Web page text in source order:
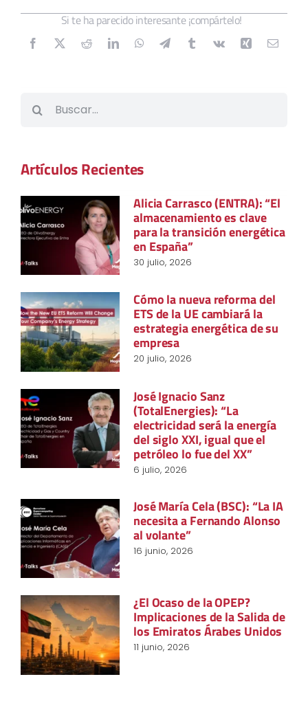
Si te ha parecido interesante ¡compártelo!
Artículos Recientes
Alicia Carrasco (ENTRA): “El
almacenamiento es clave
para la transición energética
en España”
30 julio, 2026
Cómo la nueva reforma del
ETS de la UE cambiará la
estrategia energética de su
empresa
20 julio, 2026
José Ignacio Sanz
(TotalEnergies): “La
electricidad será la energía
del siglo XXI, igual que el
petróleo lo fue del XX”
6 julio, 2026
José María Cela (BSC): “La IA
necesita a Fernando Alonso
al volante”
16 junio, 2026
¿El Ocaso de la OPEP?
Implicaciones de la Salida de
los Emiratos Árabes Unidos
11 junio, 2026